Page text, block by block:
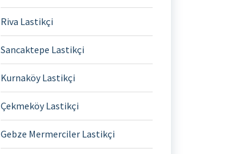
Riva Lastikçi
Sancaktepe Lastikçi
Kurnaköy Lastikçi
Çekmeköy Lastikçi
Gebze Mermerciler Lastikçi